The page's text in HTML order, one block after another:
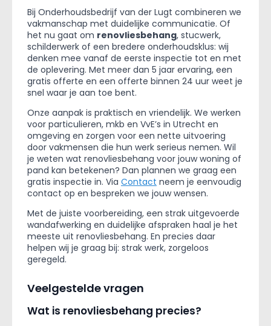
Bij Onderhoudsbedrijf van der Lugt combineren we
vakmanschap met duidelijke communicatie. Of
het nu gaat om renovliesbehang, stucwerk,
schilderwerk of een bredere onderhoudsklus: wij
denken mee vanaf de eerste inspectie tot en met
de oplevering. Met meer dan 5 jaar ervaring, een
gratis offerte en een offerte binnen 24 uur weet je
snel waar je aan toe bent.
Onze aanpak is praktisch en vriendelijk. We werken
voor particulieren, mkb en VvE’s in Utrecht en
omgeving en zorgen voor een nette uitvoering
door vakmensen die hun werk serieus nemen. Wil
je weten wat renovliesbehang voor jouw woning of
pand kan betekenen? Dan plannen we graag een
gratis inspectie in. Via Contact neem je eenvoudig
contact op en bespreken we jouw wensen.
Met de juiste voorbereiding, een strak uitgevoerde
wandafwerking en duidelijke afspraken haal je het
meeste uit renovliesbehang. En precies daar
helpen wij je graag bij: strak werk, zorgeloos
geregeld.
Veelgestelde vragen
Wat is renovliesbehang precies?